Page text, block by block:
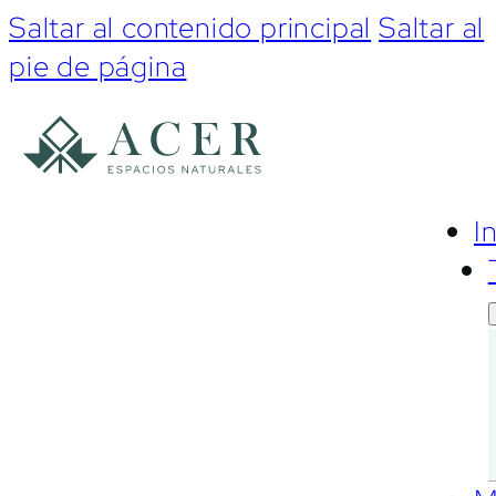
Saltar al contenido principal Saltar al
pie de página